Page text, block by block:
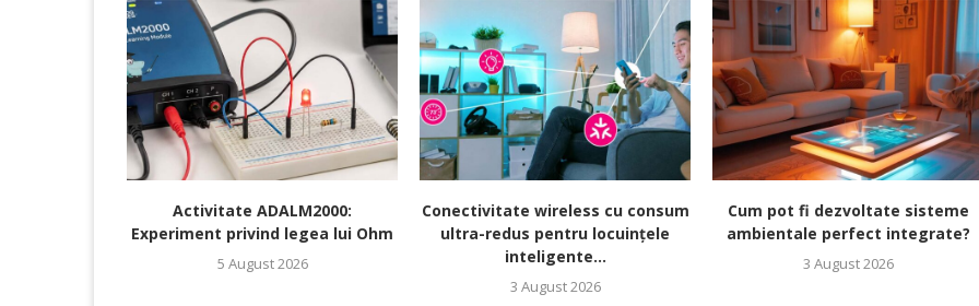
Activitate ADALM2000:
Experiment privind legea lui Ohm
5 August 2026
Conectivitate wireless cu consum
ultra-redus pentru locuințele
inteligente...
3 August 2026
Cum pot fi dezvoltate sisteme
ambientale perfect integrate?
3 August 2026